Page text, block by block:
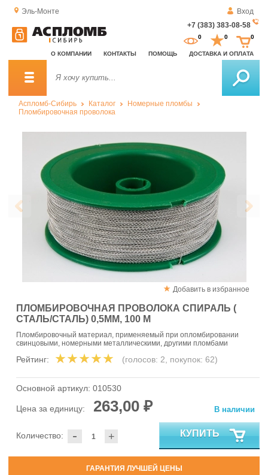
Эль-Монте
Вход
+7 (383) 383-08-58
О КОМПАНИИ КОНТАКТЫ ПОМОЩЬ ДОСТАВКА И ОПЛАТА
0 0 0
Аспломб-Сибирь Каталог
Номерные пломбы
Пломбировочная проволока
Добавить в избранное
ПЛОМБИРОВОЧНАЯ ПРОВОЛОКА СПИРАЛЬ (
СТАЛЬ/СТАЛЬ) 0,5ММ, 100 М
Пломбировочный материал, применяемый при опломбировании
свинцовыми, номерными металлическими, другими пломбами
Рейтинг: (голосов: 2, покупок: 62)
Основной артикул: 010530
Цена за единицу: 263,00 ₽
- +
Количество:
В наличии
КУПИТЬ
ГАРАНТИЯ ЛУЧШЕЙ ЦЕНЫ